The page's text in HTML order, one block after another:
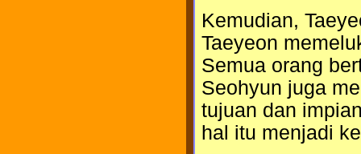
Kemudian,
Taeyeon
Semua orang
Seohyun juga
tujuan dan
hal itu menjadi